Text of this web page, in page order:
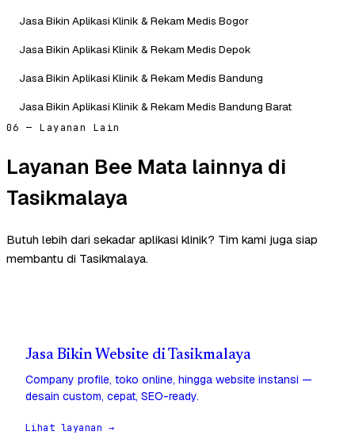
Jasa Bikin Aplikasi Klinik & Rekam Medis Bogor
Jasa Bikin Aplikasi Klinik & Rekam Medis Depok
Jasa Bikin Aplikasi Klinik & Rekam Medis Bandung
Jasa Bikin Aplikasi Klinik & Rekam Medis Bandung Barat
06 — Layanan Lain
Layanan Bee Mata lainnya di
Tasikmalaya
Butuh lebih dari sekadar aplikasi klinik? Tim kami juga siap
membantu di Tasikmalaya.
Jasa Bikin Website di Tasikmalaya
Company profile, toko online, hingga website instansi —
desain custom, cepat, SEO-ready.
Lihat layanan →